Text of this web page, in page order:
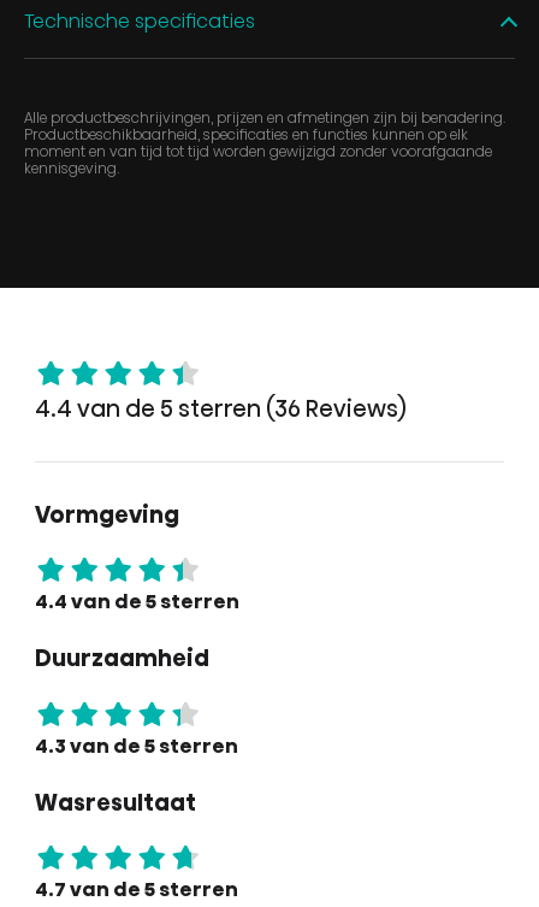
Technische specificaties
Alle productbeschrijvingen, prijzen en afmetingen zijn bij benadering.
Productbeschikbaarheid, specificaties en functies kunnen op elk
moment en van tijd tot tijd worden gewijzigd zonder voorafgaande
kennisgeving.
4.4 van de 5 sterren (36 Reviews)
Vormgeving
4.4 van de 5 sterren
Duurzaamheid
4.3 van de 5 sterren
Wasresultaat
4.7 van de 5 sterren